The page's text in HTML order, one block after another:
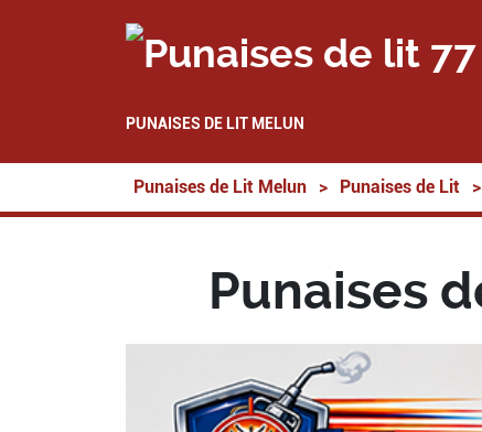
PUNAISES DE LIT MELUN
Punaises de Lit Melun > Punaises de Lit >
Punaises